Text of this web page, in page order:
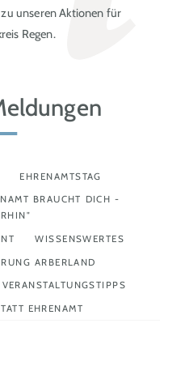
unseren Aktionen für
Regen.
EHRENAMTSTAG
BRAUCHT DICH -
WISSENSWERTES
ARBERLAND
VERANSTALTUNGSTIPPS
EHRENAMT